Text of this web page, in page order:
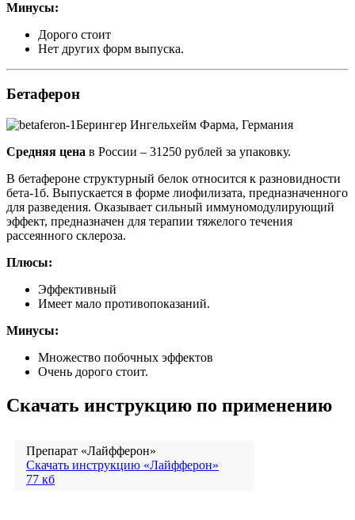
Минусы:
Дорого стоит
Нет других форм выпуска.
Бетаферон
Берингер Ингельхейм Фарма, Германия
Средняя цена в России – 31250 рублей за упаковку.
В бетафероне структурный белок относится к разновидности
бета-1б. Выпускается в форме лиофилизата, предназначенного
для разведения. Оказывает сильный иммуномодулирующий
эффект, предназначен для терапии тяжелого течения
рассеянного склероза.
Плюсы:
Эффективный
Имеет мало противопоказаний.
Минусы:
Множество побочных эффектов
Очень дорого стоит.
Скачать инструкцию по применению
Препарат «Лайфферон»
Скачать инструкцию «Лайфферон»
77 кб